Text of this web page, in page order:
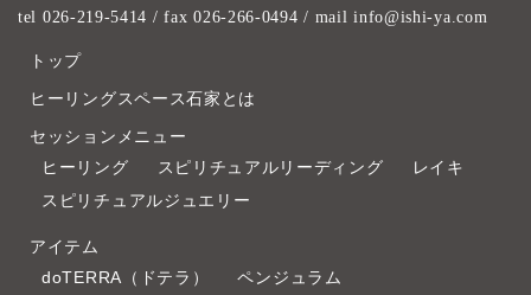
tel 026-219-5414 / fax 026-266-0494 / mail info@ishi-ya.com
トップ
ヒーリングスペース石家とは
セッションメニュー
ヒーリング
スピリチュアルリーディング
レイキ
スピリチュアルジュエリー
アイテム
doTERRA（ドテラ）
ペンジュラム